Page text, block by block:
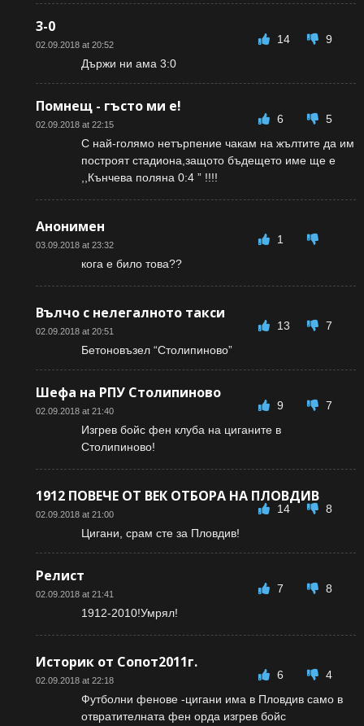
3-0
02.09.2018 at 20:52 14
9
Държи ни ама 3:0
Помнещ - гъсто ми е!
02.09.2018 at 22:15 6
5
С най-голямо нетърпение чакам на жълтите да им
построят стадиона,защото бъдещето име ще е
,,Кънчева поляна 0:4 ” !!!!
Анонимен
03.09.2018 at 23:32
1
кога е било това??
Вълчо с нелегалното такси
02.09.2018 at 20:51 13
7
Бетоновъзел “Столипиново”
Шефа на РПУ Столипиново
02.09.2018 at 21:40 9
7
Изгрев бойс фен клуба на циганите в
Столипиново!
1912 ПОВЕЧЕ ОТ ВЕК ОТБОРА НА ПЛОВДИВ
02.09.2018 at 21:00 14
8
Цигани, срам сте за Пловдив!
Релист
02.09.2018 at 21:41 7
8
1912-2010!Умрял!
Историк от Сопот2011г.
02.09.2018 at 22:18 6
4
Футболни фенове -цигани има в Пловдив само в
отвратителната фен орда изгрев бойс